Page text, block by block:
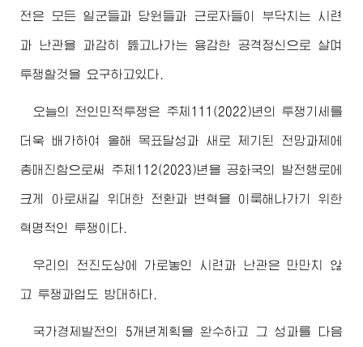
전은 모든 일군들과 당원들과 근로자들이 부닥치는 시련
과 난관을 과감히 뚫고나가는 용감한 공격정신으로 살며
투쟁할것을 요구하고있다.
오늘의 전인민적투쟁은 주체111(2022)년의 투쟁기세를
더욱 배가하여 올해 목표달성과 새로 제기된 전망과제에
총매진함으로써 주체112(2023)년을 공화국의 발전행로에
크게 아로새길 위대한 전환과 변혁을 이룩해나가기 위한
혁명적인 투쟁이다.
우리의 전진도상에 가로놓인 시련과 난관은 만만치 않
고 투쟁과업도 방대하다.
국가경제발전의 5개년계획을 완수하고 그 성과를 다음